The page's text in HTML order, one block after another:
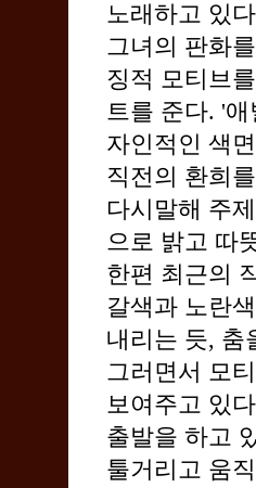
노래하고 있
그녀의 판화
징적 모티브
트를 준다. '
자인적인 색
직전의 환희
다시말해 주
으로 밝고 따
한편 최근의
갈색과 노란
내리는 듯, 춤
그러면서 모
보여주고 있
출발을 하고
툴거리고 움